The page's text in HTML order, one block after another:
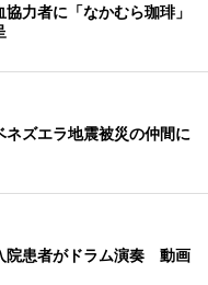
力者に「なかむら珈琲」
ズエラ地震被災の仲間に
院患者がドラム演奏 動画